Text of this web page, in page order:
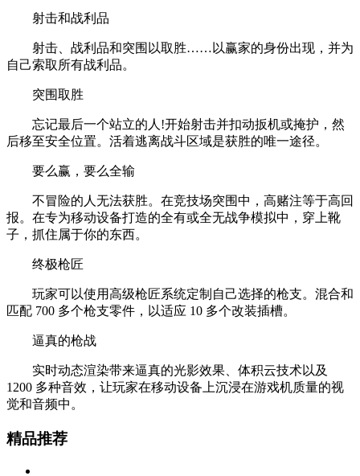
射击和战利品
射击、战利品和突围以取胜……以赢家的身份出现，并为
自己索取所有战利品。
突围取胜
忘记最后一个站立的人!开始射击并扣动扳机或掩护，然
后移至安全位置。活着逃离战斗区域是获胜的唯一途径。
要么赢，要么全输
不冒险的人无法获胜。在竞技场突围中，高赌注等于高回
报。在专为移动设备打造的全有或全无战争模拟中，穿上靴
子，抓住属于你的东西。
终极枪匠
玩家可以使用高级枪匠系统定制自己选择的枪支。混合和
匹配 700 多个枪支零件，以适应 10 多个改装插槽。
逼真的枪战
实时动态渲染带来逼真的光影效果、体积云技术以及
1200 多种音效，让玩家在移动设备上沉浸在游戏机质量的视
觉和音频中。
精品推荐